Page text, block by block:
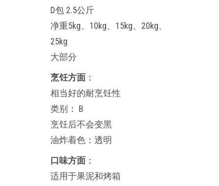
D包 2.5公斤
净重5kg、10kg、15kg、20kg、
25kg
大部分
烹饪方面 ：
相当好的耐烹饪性
类别： B
烹饪后不会变黑
油炸着色：透明
口味方面 ：
适用于果泥和烤箱